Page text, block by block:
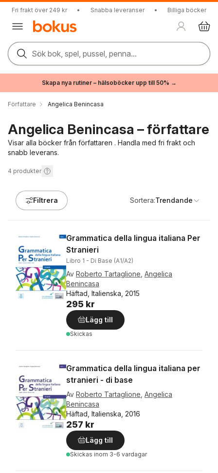
Fri frakt över 249 kr • Snabba leveranser • Billiga böcker
Sök bok, spel, pussel, penna...
Skapa nya rutiner – hälsoböcker upp till 50% →
Författare Angelica Benincasa
Angelica Benincasa – författare
Visar alla böcker från författaren . Handla med fri frakt och
snabb leverans.
4 produkter
Filtrera Sortera:Trendande
Grammatica della lingua italiana Per
Stranieri
Libro 1 - Di Base (A1/A2)
Av Roberto Tartaglione Angelica
Benincasa
Häftad, Italienska, 2015
295 kr
Lägg till
Skickas
Grammatica della lingua italiana per
stranieri - di base
Av Roberto Tartaglione Angelica
Benincasa
Häftad, Italienska, 2016
257 kr
Lägg till
Skickas inom 3-6 vardagar